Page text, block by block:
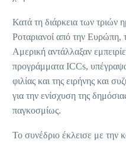
Κατά τη διάρκεια των τριών
Ροταριανοί από την Ευρώπη,
Αμερική αντάλλαξαν
προγράμματα ICCs,
φιλίας και της ειρήνης και
για την ενίσχυση της
παγκοσμίως.
Το συνέδριο έκλεισε με την